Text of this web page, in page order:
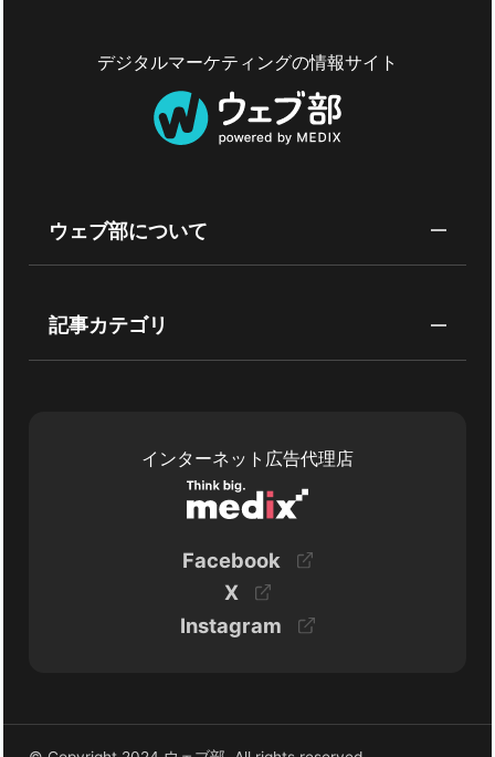
デジタルマーケティングの情報サイト
ウェブ部について
記事カテゴリ
インターネット広告代理店
Facebook
X
Instagram